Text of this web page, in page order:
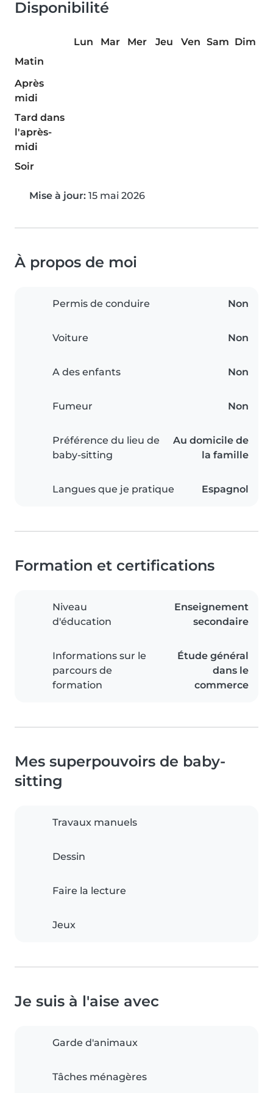
Disponibilité
Lun Mar Mer Jeu Ven Sam Dim
Matin
Après
midi
Tard dans
l'après-
midi
Soir
Mise à jour: 15 mai 2026
À propos de moi
Permis de conduire Non
Voiture Non
A des enfants Non
Fumeur Non
Préférence du lieu de
baby-sitting
Au domicile de
la famille
Langues que je pratique Espagnol
Formation et certifications
Niveau
d'éducation
Enseignement
secondaire
Informations sur le
parcours de
formation
Étude général
dans le
commerce
Mes superpouvoirs de baby-
sitting
Travaux manuels
Dessin
Faire la lecture
Jeux
Je suis à l'aise avec
Garde d'animaux
Tâches ménagères